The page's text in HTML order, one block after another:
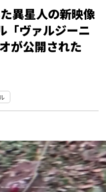
異星人の新映像
「ヴァルジーニ
が公開された